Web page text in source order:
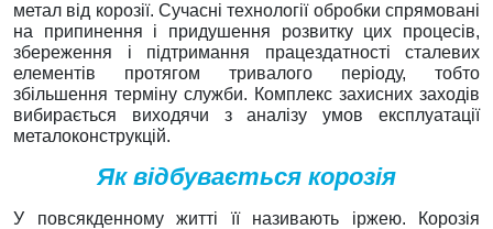
метал від корозії. Сучасні технології обробки спрямовані
на припинення і придушення розвитку цих процесів,
збереження і підтримання працездатності сталевих
елементів протягом тривалого періоду, тобто
збільшення терміну служби. Комплекс захисних заходів
вибирається виходячи з аналізу умов експлуатації
металоконструкцій.
Як відбувається корозія
У повсякденному житті її називають іржею. Корозія